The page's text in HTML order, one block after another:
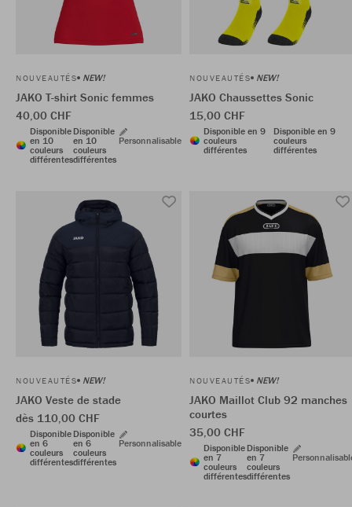
NOUVEAUTÉS NEW!
JAKO T-shirt Sonic femmes
40,00 CHF
Disponible
en 10
couleurs
différentes
Disponible
en 10
couleurs
différentes
Personnalisable
NOUVEAUTÉS NEW!
JAKO Chaussettes Sonic
15,00 CHF
Disponible en 9
couleurs
différentes
Disponible en 9
couleurs
différentes
NOUVEAUTÉS NEW!
JAKO Veste de stade
dès 110,00 CHF
Disponible
en 6
couleurs
différentes
Disponible
en 6
couleurs
différentes
Personnalisable
NOUVEAUTÉS NEW!
JAKO Maillot Club 92 manches
courtes
35,00 CHF
Disponible
en 7
couleurs
différentes
Disponible
en 7
couleurs
différentes